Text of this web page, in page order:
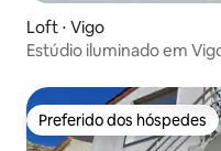
Loft ⋅ Vigo
Estúdio iluminado em
Preferido dos hóspedes
Preferido dos hóspedes